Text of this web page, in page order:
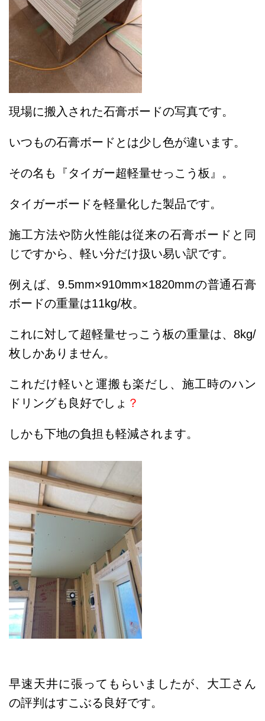
現場に搬入された石膏ボードの写真です。
いつもの石膏ボードとは少し色が違います。
その名も『タイガー超軽量せっこう板』。
タイガーボードを軽量化した製品です。
施工方法や防火性能は従来の石膏ボードと同
じですから、軽い分だけ扱い易い訳です。
例えば、9.5mm×910mm×1820mmの普通石膏
ボードの重量は11kg/枚。
これに対して超軽量せっこう板の重量は、8kg/
枚しかありません。
これだけ軽いと運搬も楽だし、施工時のハン
ドリングも良好でしょ ？
しかも下地の負担も軽減されます。
早速天井に張ってもらいましたが、大工さん
の評判はすこぶる良好です。